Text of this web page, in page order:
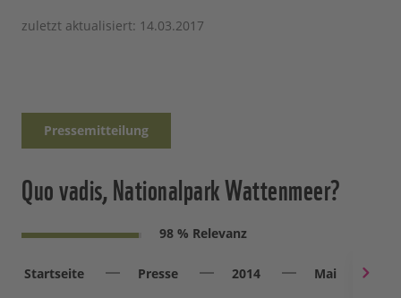
zuletzt aktualisiert: 14.03.2017
Pressemitteilung
Quo vadis, Nationalpark Wattenmeer?
98 % Relevanz
Startseite Presse 2014 Mai